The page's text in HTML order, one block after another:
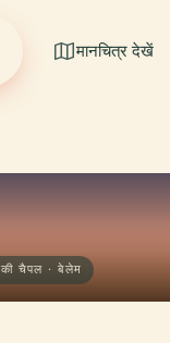
मानचित्र देखें
की चैपल · बेलेम